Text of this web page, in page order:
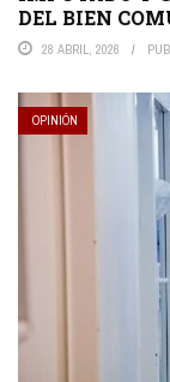
DEL BIEN
28 ABRIL, 2026
OPINIÓN